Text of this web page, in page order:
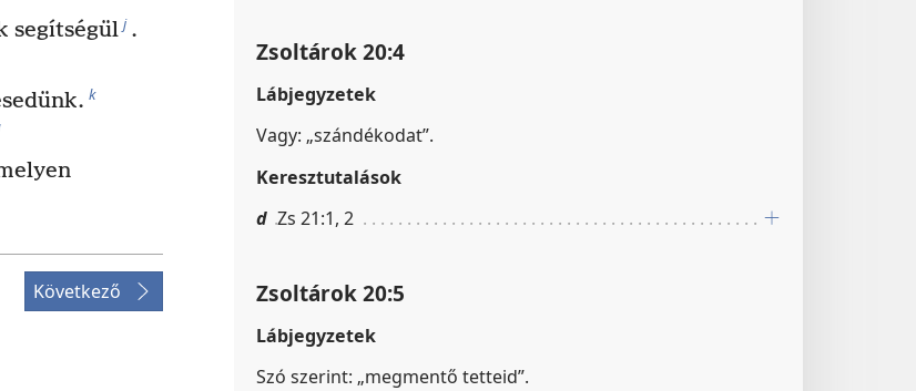
segítségül j .
k
Következő
Zsoltárok 20:4
Lábjegyzetek
Vagy: „szándékodat”.
Keresztutalások
d Zs 21:1, 2
Zsoltárok 20:5
Lábjegyzetek
Szó szerint: „megmentő tetteid”.